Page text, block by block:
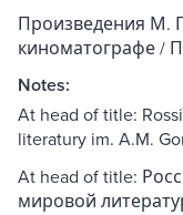
Произведения М.
киноматографе /
Notes:
At head of title:
literatury im. A.M.
At head of title:
мировой